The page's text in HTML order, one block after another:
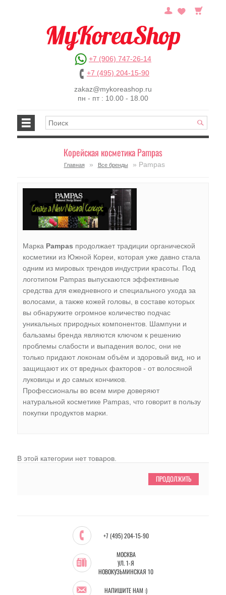
+7 (906) 747-26-14
+7 (495) 204-15-90
zakaz@mykoreashop.ru
пн - пт : 10.00 - 18.00
Корейская косметика Pampas
Главная » Все бренды » Pampas
Марка Pampas продолжает традиции органической
косметики из Южной Кореи, которая уже давно стала
одним из мировых трендов индустрии красоты. Под
логотипом Pampas выпускаются эффективные
средства для ежедневного и специального ухода за
волосами, а также кожей головы, в составе которых
вы обнаружите огромное количество подчас
уникальных природных компонентов. Шампуни и
бальзамы бренда являются ключом к решению
проблемы слабости и выпадения волос, они не
только придают локонам объём и здоровый вид, но и
защищают их от вредных факторов - от волосяной
луковицы и до самых кончиков.
Профессионалы во всем мире доверяют
натуральной косметике Pampas, что говорит в пользу
покупки продуктов марки.
В этой категории нет товаров.
ПРОДОЛЖИТЬ
+7 (495) 204-15-90
МОСКВА
УЛ. 1-Я
НОВОКУЗЬМИНСКАЯ 10
НАПИШИТЕ НАМ :)